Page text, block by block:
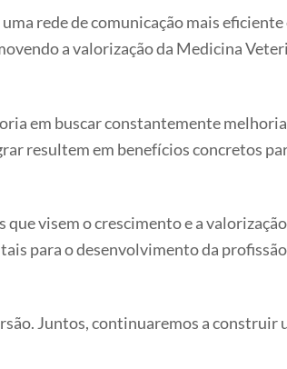
rede de comunicação mais eficiente
a valorização da Medicina
em buscar constantemente
resultem em benefícios concretos
visem o crescimento e a
para o desenvolvimento da
Juntos, continuaremos a construir